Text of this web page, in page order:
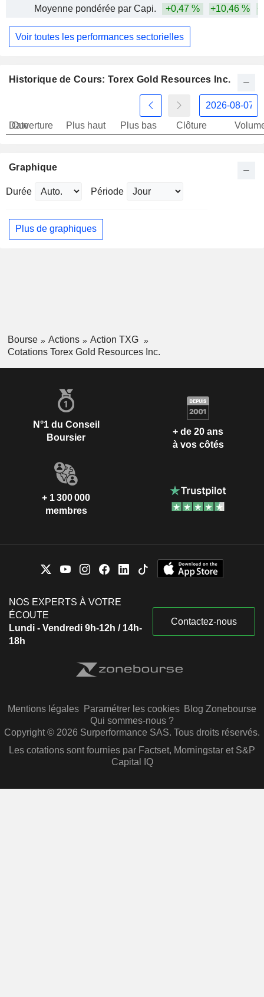
Moyenne pondérée par Capi. +0,47 % +10,46 %
Voir toutes les performances sectorielles
Historique de Cours: Torex Gold Resources Inc.
Date
Ouverture Plus haut Plus bas Clôture
Graphique
Durée Période
Plus de graphiques
Bourse Actions
Action TXG
Cotations Torex Gold Resources Inc.
N°1 du Conseil
Boursier
+ de 20 ans
à vos côtés
+ 1 300 000
membres
NOS EXPERTS À VOTRE
ÉCOUTE
Lundi - Vendredi 9h-12h / 14h-
18h
Contactez-nous
Mentions légales Paramétrer les cookies Blog Zonebourse
Qui sommes-nous ?
Copyright © 2026 Surperformance SAS. Tous droits réservés.
Les cotations sont fournies par Factset, Morningstar et S&P
Capital IQ